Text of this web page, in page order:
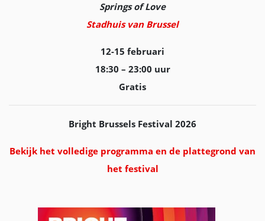
Springs of Love
Stadhuis van Brussel
12-15 februari
18:30 – 23:00 uur
Gratis
Bright Brussels Festival 2026
Bekijk het volledige programma en de plattegrond van
het festival